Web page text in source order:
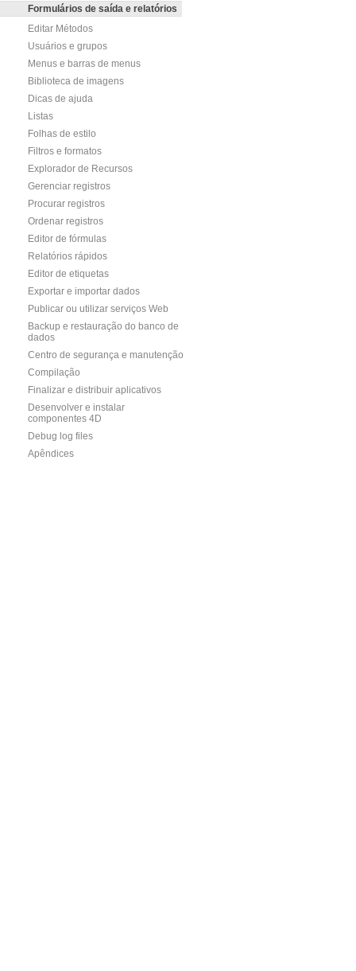
Formulários de saída e relatórios
Editar Métodos
Usuários e grupos
Menus e barras de menus
Biblioteca de imagens
Dicas de ajuda
Listas
Folhas de estilo
Filtros e formatos
Explorador de Recursos
Gerenciar registros
Procurar registros
Ordenar registros
Editor de fórmulas
Relatórios rápidos
Editor de etiquetas
Exportar e importar dados
Publicar ou utilizar serviços Web
Backup e restauração do banco de
dados
Centro de segurança e manutenção
Compilação
Finalizar e distribuir aplicativos
Desenvolver e instalar
componentes 4D
Debug log files
Apêndices